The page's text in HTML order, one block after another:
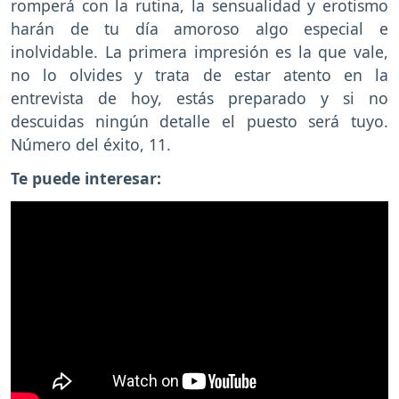
romperá con la rutina, la sensualidad y erotismo
harán de tu día amoroso algo especial e
inolvidable. La primera impresión es la que vale,
no lo olvides y trata de estar atento en la
entrevista de hoy, estás preparado y si no
descuidas ningún detalle el puesto será tuyo.
Número del éxito, 11.
Te puede interesar: